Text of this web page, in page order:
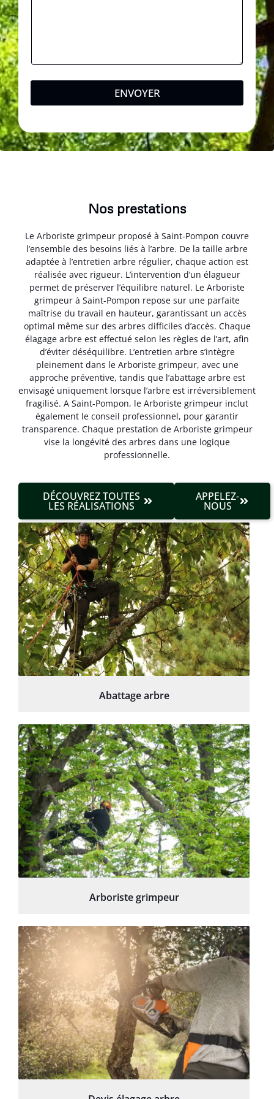
ENVOYER
Nos prestations
Le Arboriste grimpeur proposé à Saint-Pompon couvre
l’ensemble des besoins liés à l’arbre. De la taille arbre
adaptée à l’entretien arbre régulier, chaque action est
réalisée avec rigueur. L’intervention d’un élagueur
permet de préserver l’équilibre naturel. Le Arboriste
grimpeur à Saint-Pompon repose sur une parfaite
maîtrise du travail en hauteur, garantissant un accès
optimal même sur des arbres difficiles d’accès. Chaque
élagage arbre est effectué selon les règles de l’art, afin
d’éviter déséquilibre. L’entretien arbre s’intègre
pleinement dans le Arboriste grimpeur, avec une
approche préventive, tandis que l’abattage arbre est
envisagé uniquement lorsque l’arbre est irréversible­ment
fragilisé. A Saint-Pompon, le Arboriste grimpeur inclut
également le conseil professionnel, pour garantir
transparence. Chaque prestation de Arboriste grimpeur
vise la longévité des arbres dans une logique
professionnelle.
DÉCOUVREZ TOUTES
LES RÉALISATIONS
APPELEZ-
NOUS
Abattage arbre
Arboriste grimpeur